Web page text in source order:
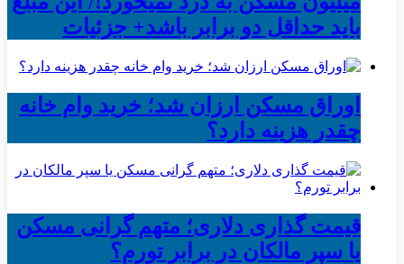
باید حداقل دو برابر باشد+ جزئیات
اوراق مسکن ارزان شد؛ خرید وام خانه
چقدر هزینه دارد؟
قیمت گذاری دلاری؛ متهم گرانی مسکن
یا سپر مالکان در برابر تورم؟